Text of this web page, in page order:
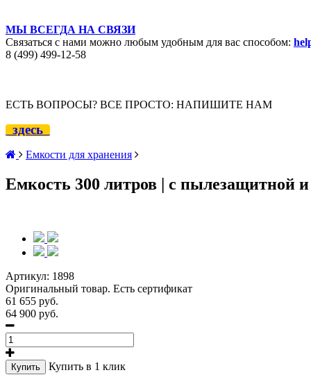
МЫ ВСЕГДА НА СВЯЗИ
Связаться с нами можно любым удобным для вас способом:
8 (499) 499-12-58
ЕСТЬ ВОПРОСЫ? ВСЕ ПРОСТО: НАПИШИТЕ НАМ
здесь
Емкости для хранения
Емкость 300 литров | с
Артикул: 1898
Оригинальный товар. Есть сертификат
61 655 руб.
64 900 руб.
Купить Купить в 1 клик